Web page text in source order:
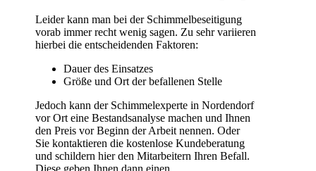
Leider kann man bei der Schimmelbeseitigung
vorab immer recht wenig sagen. Zu sehr variieren
hierbei die entscheidenden Faktoren:
Dauer des Einsatzes
Größe und Ort der befallenen Stelle
Jedoch kann der Schimmelexperte in Nordendorf
vor Ort eine Bestandsanalyse machen und Ihnen
den Preis vor Beginn der Arbeit nennen. Oder
Sie kontaktieren die kostenlose Kundeberatung
und schildern hier den Mitarbeitern Ihren Befall.
Diese geben Ihnen dann einen